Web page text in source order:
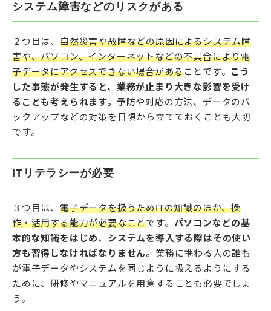
システム障害などのリスクがある
２つ目は、 自然災害や故障などの原因によるシステム障
害や、パソコン、インターネットなどの不具合により電
子データにアクセスできない場合があることです。 こう
した事態が発生すると、業務が止まり大きな影響を受け
ることも考えられます。 予防や対応の方法、データのバ
ックアップなどの対策を日頃から立てておくことも大切
です。
ITリテラシーが必要
３つ目は、 電子データを扱うためITの知識のほか、操
作・活用する能力が必要なことです。 パソコンなどの基
本的な知識をはじめ、システムを導入する際はその使い
方も習得しなければなりません。 業務に携わる人の誰も
が電子データやシステムを同じように扱えるようにする
ために、研修やマニュアルを用意することも必要でしょ
う。